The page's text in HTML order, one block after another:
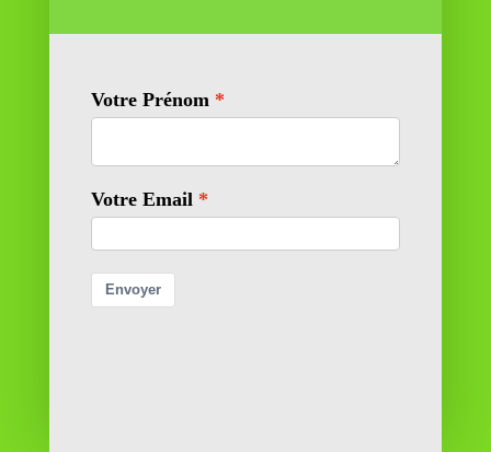
Réussite à Domicile est votre partenaire de confiance
maison. Nous offrons des solutions personnalisées pour
vous aider à réussir.